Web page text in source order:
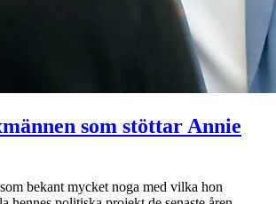
som stöttar Annie
bekant mycket noga med vilka hon